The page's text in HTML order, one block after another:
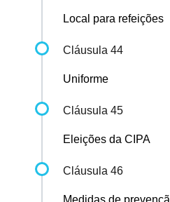
Local para refeições
Cláusula 44
Uniforme
Cláusula 45
Eleições da CIPA
Cláusula 46